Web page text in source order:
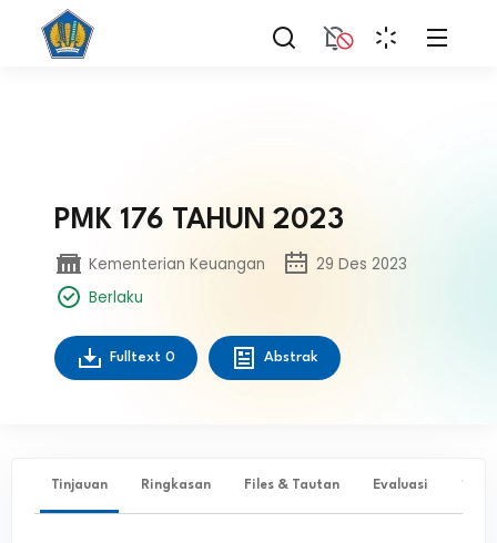
PMK 176 TAHUN 2023
Kementerian Keuangan
29 Des 2023
Berlaku
Fulltext 0 Abstrak
Tinjauan Ringkasan Files & Tautan Evaluasi ✨